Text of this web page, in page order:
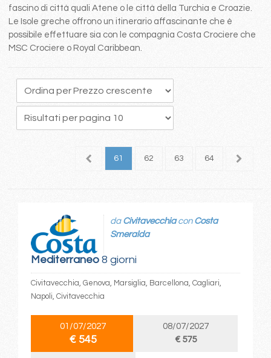
fascino di città quali Atene o le città della Turchia e Croazie.
Le Isole greche offrono un itinerario affascinante che è
possibile effettuare sia con le compagnia Costa Crociere che
MSC Crociere o Royal Caribbean.
60 61 62 63 64 65
Mediterraneo8 giorni
da Civitavecchiacon Costa
Smeralda
Civitavecchia, Genova, Marsiglia, Barcellona, Cagliari,
Napoli, Civitavecchia
01/07/2027
€ 545
08/07/2027
€ 575